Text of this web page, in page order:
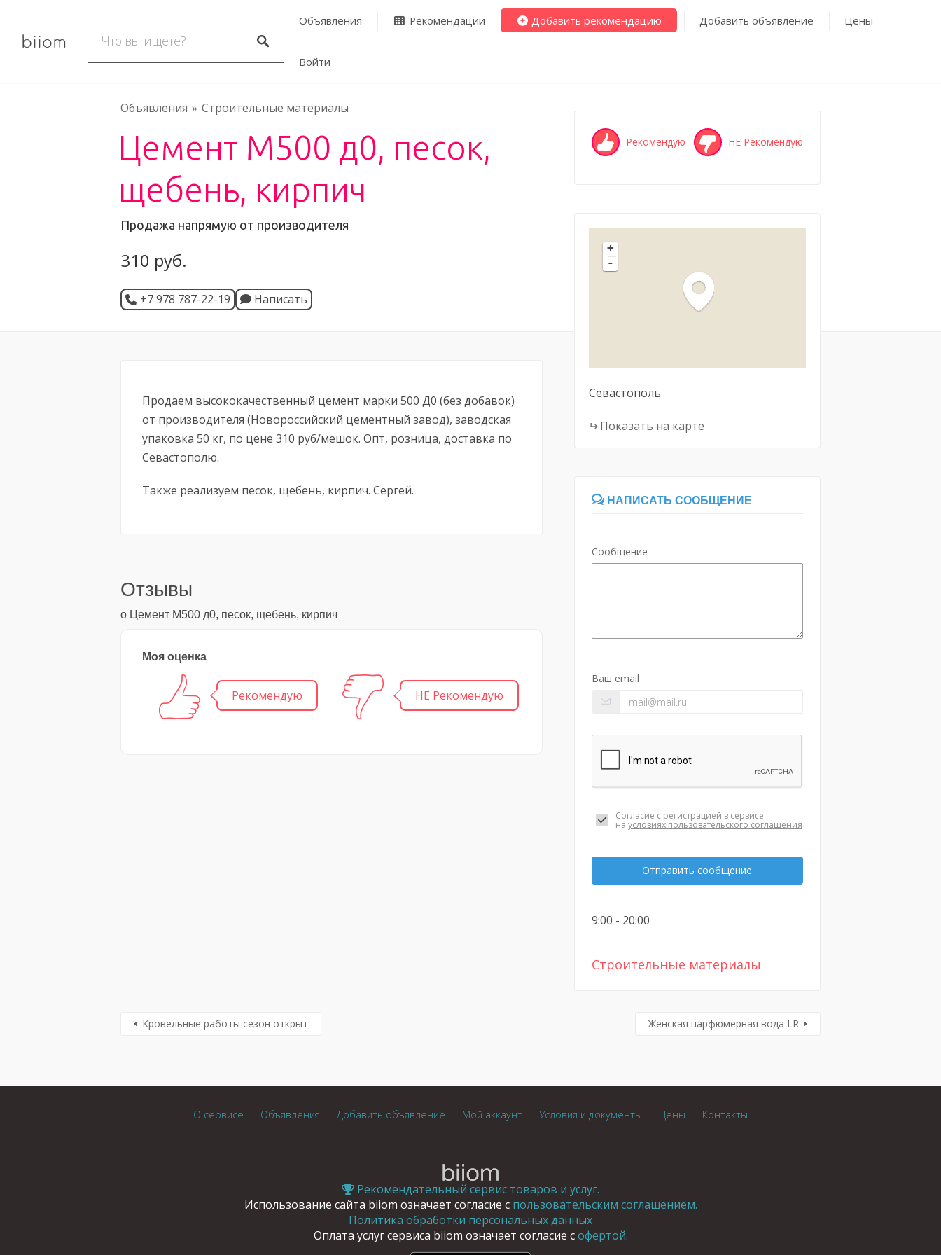
biiom
Объявления Рекомендации Добавить рекомендацию Добавить объявление Цены
Войти
Объявления Строительные материалы
Цемент М500 д0, песок,
щебень, кирпич
Продажа напрямую от производителя
310 руб.
+7 978 787-22-19 Написать
Продаем высококачественный цемент марки 500 Д0 (без добавок)
от производителя (Новороссийский цементный завод), заводская
упаковка 50 кг, по цене 310 руб/мешок. Опт, розница, доставка по
Севастополю.
Также реализуем песок, щебень, кирпич. Сергей.
Отзывы
о Цемент М500 д0, песок, щебень, кирпич
Моя оценка
Рекомендую НЕ Рекомендую
Рекомендую НЕ Рекомендую
+
-
Севастополь
Показать на карте
НАПИСАТЬ СООБЩЕНИЕ
Сообщение
Ваш email
Согласие с регистрацией в сервисе
на условиях пользовательского соглашения
Отправить сообщение
9:00 - 20:00
Строительные материалы
Кровельные работы сезон открыт Женская парфюмерная вода LR
О сервисе Объявления Добавить объявление Мой аккаунт Условия и документы Цены Контакты
Рекомендательный сервис товаров и услуг.
Использование сайта biiom означает согласие с пользовательским соглашением.
Политика обработки персональных данных
Оплата услуг сервиса biiom означает согласие софертой.